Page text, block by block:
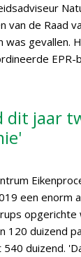
van de Raad
gevallen.
EPR-
dit jaar
een enorm
duizend
duizend.